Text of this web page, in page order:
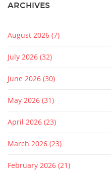
ARCHIVES
August 2026 (7)
July 2026 (32)
June 2026 (30)
May 2026 (31)
April 2026 (23)
March 2026 (23)
February 2026 (21)